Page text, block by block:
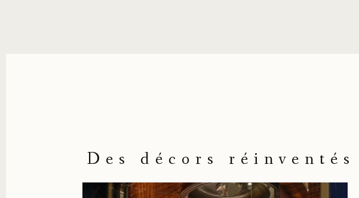
Des décors réinventés